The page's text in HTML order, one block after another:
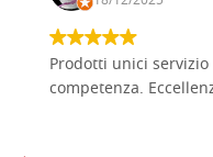
Prodotti unici
competenza.